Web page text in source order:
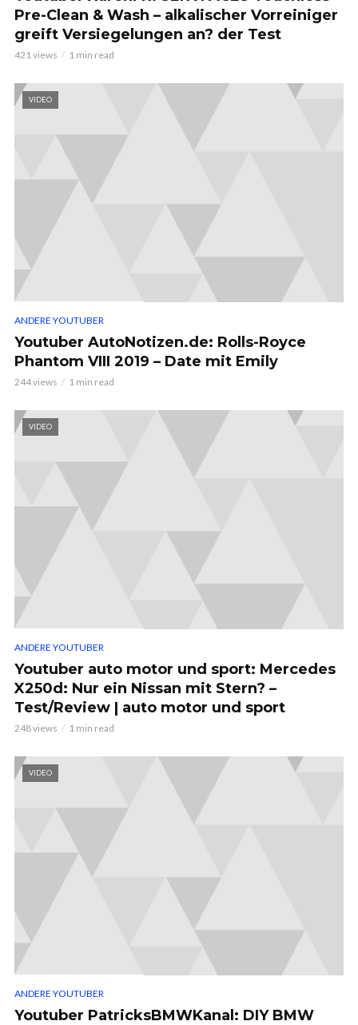
Pre-Clean & Wash – alkalischer Vorreiniger
greift Versiegelungen an? der Test
421 views 1 min read
VIDEO
ANDERE YOUTUBER
Youtuber AutoNotizen.de: Rolls-Royce
Phantom VIII 2019 – Date mit Emily
244 views 1 min read
VIDEO
ANDERE YOUTUBER
Youtuber auto motor und sport: Mercedes
X250d: Nur ein Nissan mit Stern? –
Test/Review | auto motor und sport
248 views 1 min read
VIDEO
ANDERE YOUTUBER
Youtuber PatricksBMWKanal: DIY BMW